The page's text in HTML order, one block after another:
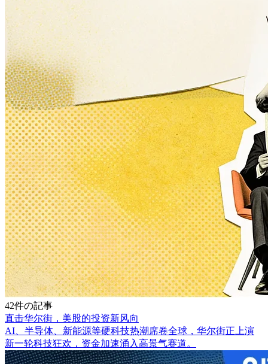
42件の記事
直击华尔街，美股的投资新风向
AI、半导体、新能源等硬科技热潮席卷全球，华尔街正上演
新一轮科技狂欢，资金加速涌入高景气赛道。